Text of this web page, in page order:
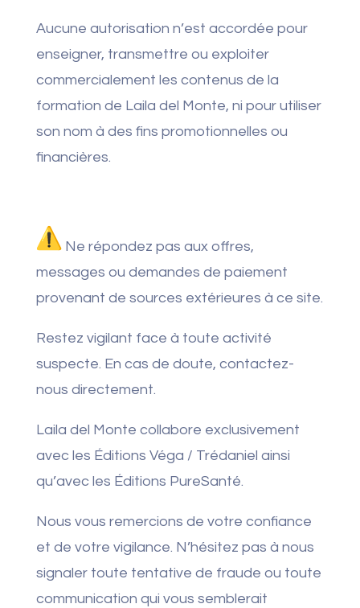
Aucune autorisation n’est accordée pour
enseigner, transmettre ou exploiter
commercialement les contenus de la
formation de Laila del Monte, ni pour utiliser
son nom à des fins promotionnelles ou
financières.
Ne répondez pas aux offres,
messages ou demandes de paiement
provenant de sources extérieures à ce site.
Restez vigilant face à toute activité
suspecte. En cas de doute, contactez-
nous directement.
Laila del Monte collabore exclusivement
avec les Éditions Véga / Trédaniel ainsi
qu’avec les Éditions PureSanté.
Nous vous remercions de votre confiance
et de votre vigilance. N’hésitez pas à nous
signaler toute tentative de fraude ou toute
communication qui vous semblerait